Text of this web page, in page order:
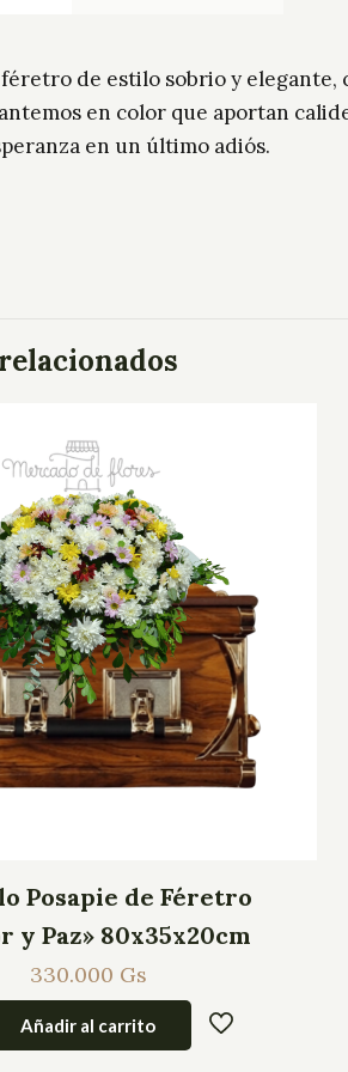
de estilo sobrio y elegante,
en color que aportan
en un último adiós.
Posapie de Féretro
y Paz» 80x35x20cm
330.000 Gs
Añadir al carrito